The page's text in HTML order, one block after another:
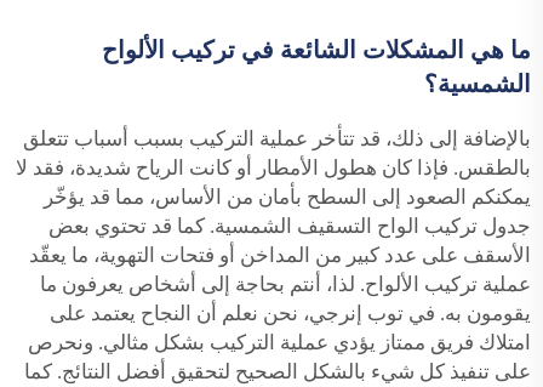
ما هي المشكلات الشائعة في تركيب الألواح
الشمسية؟
بالإضافة إلى ذلك، قد تتأخر عملية التركيب بسبب أسباب تتعلق
بالطقس. فإذا كان هطول الأمطار أو كانت الرياح شديدة، فقد لا
يمكنكم الصعود إلى السطح بأمان من الأساس، مما قد يؤخّر
جدول تركيب الواح التسقيف الشمسية. كما قد تحتوي بعض
الأسقف على عدد كبير من المداخن أو فتحات التهوية، ما يعقّد
عملية تركيب الألواح. لذا، أنتم بحاجة إلى أشخاص يعرفون ما
يقومون به. في توب إنرجي، نحن نعلم أن النجاح يعتمد على
امتلاك فريق ممتاز يؤدي عملية التركيب بشكل مثالي. ونحرص
على تنفيذ كل شيء بالشكل الصحيح لتحقيق أفضل النتائج. كما